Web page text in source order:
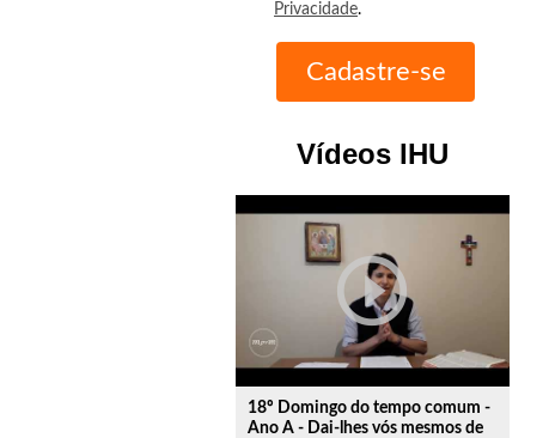
Privacidade.
Vídeos IHU
play_circle_outline
18º Domingo do tempo comum -
Ano A - Dai-lhes vós mesmos de